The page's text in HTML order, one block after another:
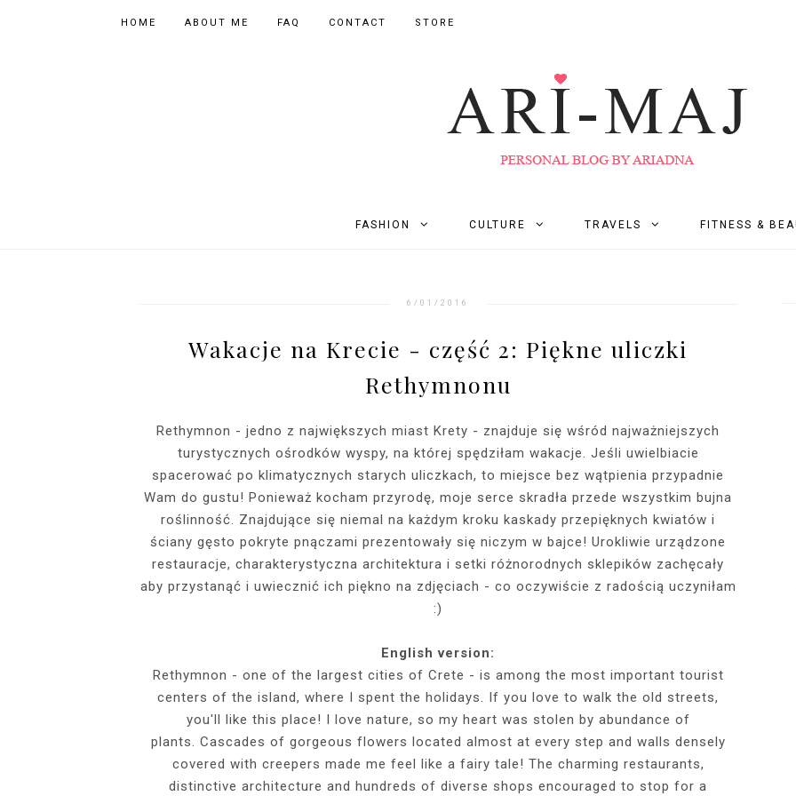
HOME ABOUT ME FAQ CONTACT STORE
FASHION
SHOPPING
EVENTS
INSIDE HER FRAME - MY NEW
SENSUAL PHOTOBOOK
MY 34TH BIRTHDAY! FEELING
MORE ME THAN EVER :)
2025 - THE
PHOTOS ON
CULTURE
EVENTS
SZARY TOP, KRÓTKA SKÓRZANA
SPÓDNICZKA, CZARNE
KTÓRYMI PRAGNĘ SIĘ Z WAMI
PODZIELIĆ
RÓŻOWY SWETER Z DEKOLTEM,
SZARA SPÓDNICZKA I CZARNE
PRAGNĘ SIĘ Z WAMI PODZIELIĆ
FALBANAMI,
I SZPILKI +
PRAGNĘ SIĘ Z
TRAVELS
ASIA
GDZIE POWSTAJĄ MOJE
BUDUAROWE SESJE + 100 ZŁ DO
AIRBNB
NIEZNANE OBLICZE LUWRU:
DLACZEGO MONA LISA STAŁA
WENUS Z MILO?
WIZYTA W
FITNESS &
BEAUTY
BIAŁY SPORTOWY STANIK,
CZARNE LEGGINSY I
WIZYTA W POZNAŃSKIEJ
PRACOWNI FRYZJERSKIEJ CUT
JAKIEGO
CZYM
WŁOSY?
6/01/2016
Wakacje na Krecie - część 2: Piękne uliczki
Rethymnonu
Rethymnon - jedno z największych miast Krety - znajduje się wśród najważniejszych
turystycznych ośrodków wyspy, na której spędziłam wakacje. Jeśli uwielbiacie
spacerować po klimatycznych starych uliczkach, to miejsce bez wątpienia przypadnie
Wam do gustu! Ponieważ kocham przyrodę, moje serce skradła przede wszystkim bujna
roślinność. Znajdujące się niemal na każdym kroku kaskady przepięknych kwiatów i
ściany gęsto pokryte pnączami prezentowały się niczym w bajce! Urokliwie urządzone
restauracje, charakterystyczna architektura i setki różnorodnych sklepików zachęcały
aby przystanąć i uwiecznić ich piękno na zdjęciach - co oczywiście z radością uczyniłam
:)
English version:
Rethymnon - one of the largest cities of Crete - is among the most important tourist
centers of the island, where I spent the holidays. If you love to walk the old streets,
you'll like this place! I love nature, so my heart was stolen by abundance of
plants. Cascades of gorgeous flowers located almost at every step and walls densely
covered with creepers made me feel like a fairy tale! The charming restaurants,
distinctive architecture and hundreds of diverse shops encouraged to stop for a